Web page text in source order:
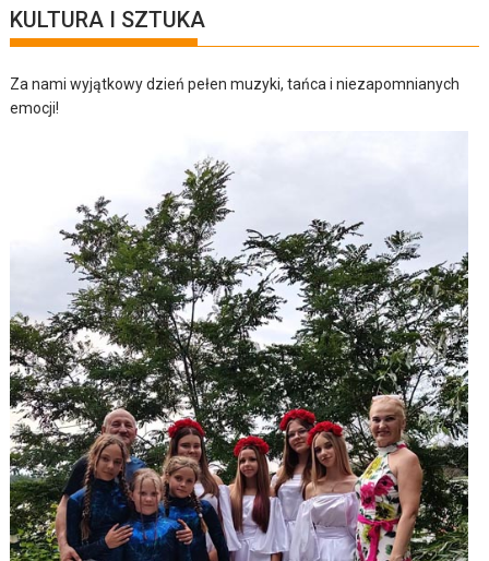
KULTURA I SZTUKA
Za nami wyjątkowy dzień pełen muzyki, tańca i niezapomnianych
emocji!